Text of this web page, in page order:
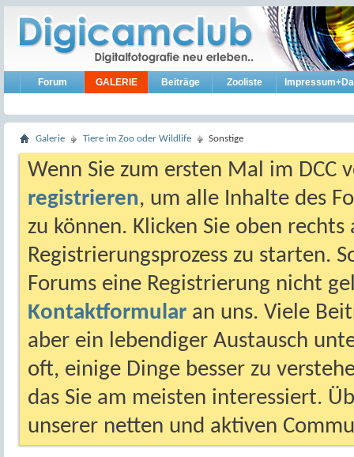
Forum GALERIE Beiträge Zooliste
Galerie Tiere im Zoo oder Wildlife Sonstige
Wenn Sie zum ersten Mal im DCC
registrieren, um alle Inhalte des
zu können. Klicken Sie oben
Registrierungsprozess zu starten.
Forums eine Registrierung nicht
Kontaktformular an uns. Viele
aber ein lebendiger Austausch
oft, einige Dinge besser zu
das Sie am meisten interessiert.
unserer netten und aktiven